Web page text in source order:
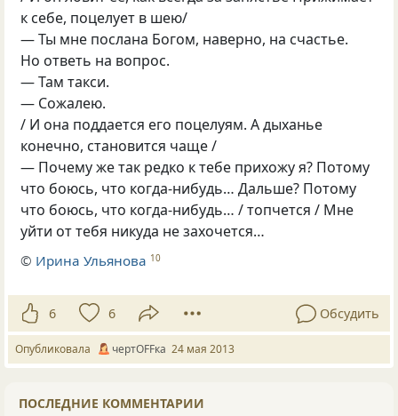
к себе, поцелует в шею/
— Ты мне послана Богом, наверно, на счастье.
Но ответь на вопрос.
— Там такси.
— Сожалею.
/ И она поддается его поцелуям. А дыханье
конечно, становится чаще /
— Почему же так редко к тебе прихожу я? Потому
что боюсь, что когда-нибудь… Дальше? Потому
что боюсь, что когда-нибудь… / топчется / Мне
уйти от тебя никуда не захочется…
© Ирина Ульянова 10
6 6 Обсудить
Опубликовала чертOFFка 24 мая 2013
ПОСЛЕДНИЕ КОММЕНТАРИИ